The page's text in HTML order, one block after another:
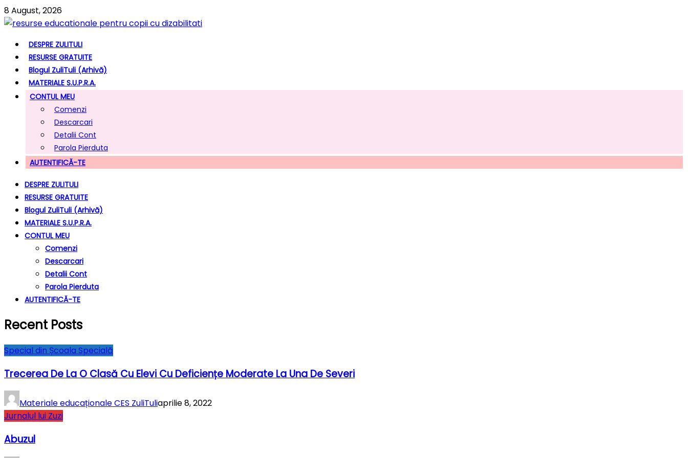
8 August, 2026
DESPRE ZULITULI
RESURSE GRATUITE
Blogul ZuliTuli (arhivă)
MATERIALE S.U.P.R.A.
CONTUL MEU
Comenzi
Descarcari
Detalii Cont
Parola Pierduta
AUTENTIFICĂ-TE
DESPRE ZULITULI
RESURSE GRATUITE
Blogul ZuliTuli (arhivă)
MATERIALE S.U.P.R.A.
CONTUL MEU
Comenzi
Descarcari
Detalii Cont
Parola Pierduta
AUTENTIFICĂ-TE
Recent Posts
Special din Școala Specială
Trecerea De La O Clasă Cu Elevi Cu Deficiențe Moderate La Una De Severi
Materiale educaționale CES ZuliTuliaprilie 8, 2022
Jurnalul lui Zuzi
Abuzul